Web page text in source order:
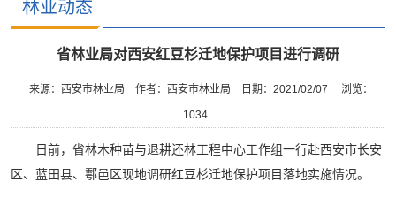
林业动态
省林业局对西安红豆杉迁地保护项目进行调研
来源：西安市林业局 作者：西安市林业局 日期：2021/02/07 浏览：
1034
日前，省林木种苗与退耕还林工程中心工作组一行赴西安市长安
区、蓝田县、鄠邑区现地调研红豆杉迁地保护项目落地实施情况。